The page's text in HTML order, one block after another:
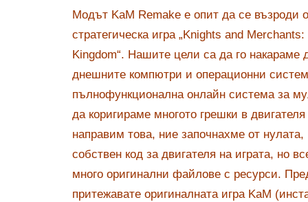
Модът KaM Remake е опит да се възроди
стратегическа игра „Knights and
Kingdom“. Нашите цели са да го накараме
днешните компютри и операционни
пълнофункционална онлайн система за
да коригираме многото грешки в
направим това, ние започнахме от нулата,
собствен код за двигателя на играта, но
много оригинални файлове с ресурси.
притежавате оригиналната игра KaM